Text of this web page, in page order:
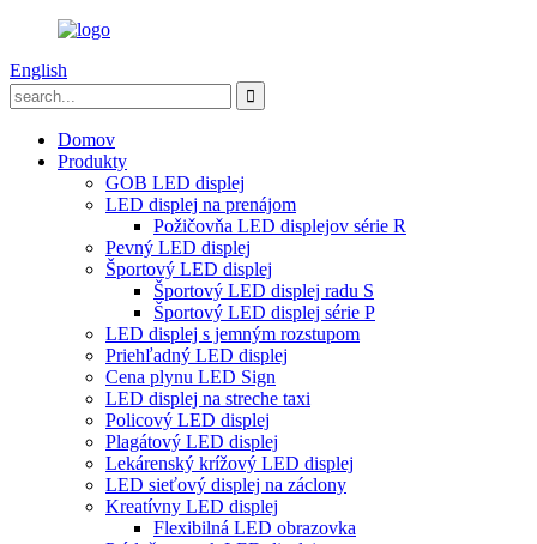
English
Domov
Produkty
GOB LED displej
LED displej na prenájom
Požičovňa LED displejov série R
Pevný LED displej
Športový LED displej
Športový LED displej radu S
Športový LED displej série P
LED displej s jemným rozstupom
Priehľadný LED displej
Cena plynu LED Sign
LED displej na streche taxi
Policový LED displej
Plagátový LED displej
Lekárenský krížový LED displej
LED sieťový displej na záclony
Kreatívny LED displej
Flexibilná LED obrazovka